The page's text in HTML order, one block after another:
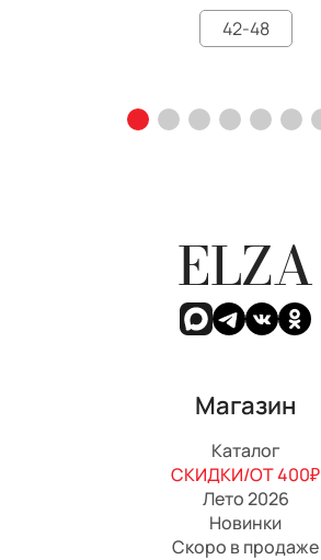
42-48
ELZA
Магазин
Каталог
СКИДКИ/ОТ 400₽
Лето 2026
Новинки
Скоро в продаже